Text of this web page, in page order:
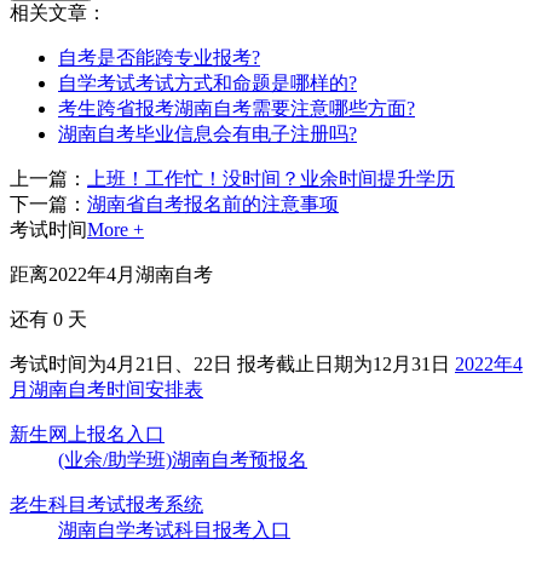
相关文章：
自考是否能跨专业报考?
自学考试考试方式和命题是哪样的?
考生跨省报考湖南自考需要注意哪些方面?
湖南自考毕业信息会有电子注册吗?
上一篇：
上班！工作忙！没时间？业余时间提升学历
下一篇： 湖南省自考报名前的注意事项
考试时间More +
距离2022年4月湖南自考
还有 0 天
考试时间为4月21日、22日 报考截止日期为12月31日 2022年4
月湖南自考时间安排表
新生网上报名入口
(业余/助学班)湖南自考预报名
老生科目考试报考系统
湖南自学考试科目报考入口